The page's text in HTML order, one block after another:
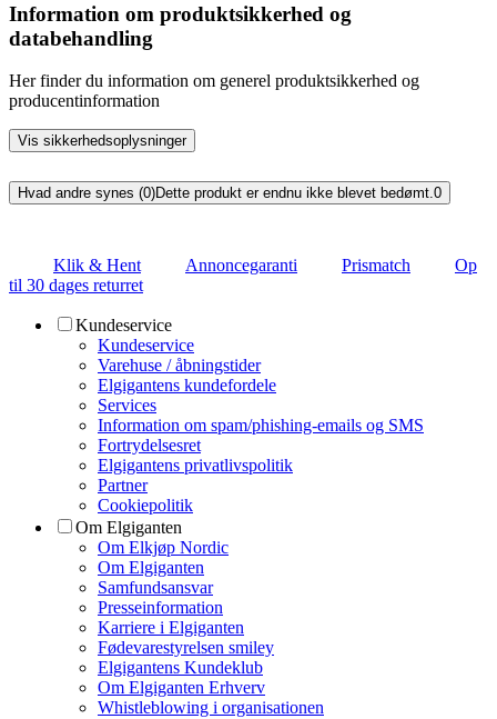
Information om produktsikkerhed og
databehandling
Her finder du information om generel produktsikkerhed og
producentinformation
Vis sikkerhedsoplysninger
Hvad andre synes (0)Dette produkt er endnu ikke blevet bedømt.0
Klik & Hent Annoncegaranti Prismatch
Op
til 30 dages returret
Kundeservice
Kundeservice
Varehuse / åbningstider
Elgigantens kundefordele
Services
Information om spam/phishing-emails og SMS
Fortrydelsesret
Elgigantens privatlivspolitik
Partner
Cookiepolitik
Om Elgiganten
Om Elkjøp Nordic
Om Elgiganten
Samfundsansvar
Presseinformation
Karriere i Elgiganten
Fødevarestyrelsen smiley
Elgigantens Kundeklub
Om Elgiganten Erhverv
Whistleblowing i organisationen